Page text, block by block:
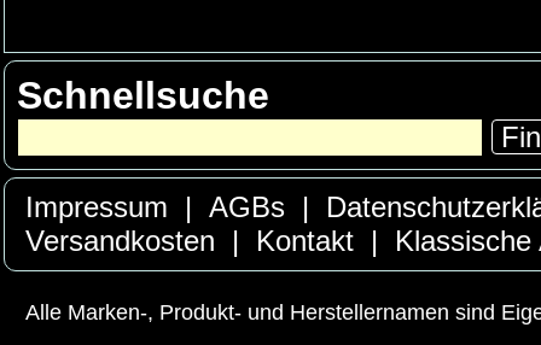
Schnellsuche
Impressum | AGBs |
Versandkosten
| Kontakt |
Alle Marken-, Produkt- und Herstellernamen sind